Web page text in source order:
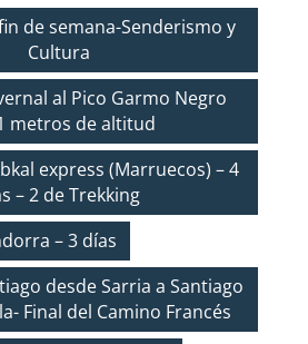
de semana-Senderismo y
Cultura
al Pico Garmo Negro
metros de altitud
express (Marruecos) – 4
– 2 de Trekking
– 3 días
desde Sarria a Santiago
Final del Camino Francés